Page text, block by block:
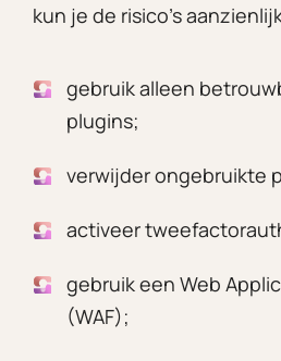
kun je de risico’s
gebruik alleen
plugins;
verwijder ongebruikte
activeer
gebruik een Web
(WAF);